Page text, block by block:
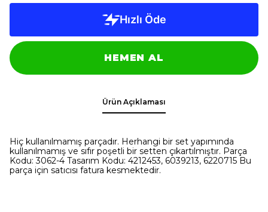
HEMEN AL
Ürün Açıklaması
Hiç kullanılmamış parçadır. Herhangi bir set yapımında
kullanılmamış ve sıfır poşetli bir setten çıkartılmıştır. Parça
Kodu: 3062-4 Tasarım Kodu: 4212453, 6039213, 6220715 Bu
parça için satıcısı fatura kesmektedir.